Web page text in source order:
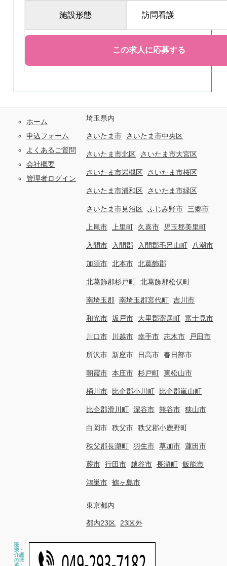
施設形態 訪問看護
ホーム
申込フォーム
よくあるご質問
会社概要
管理者ログイン
埼玉県内
さいたま市 さいたま市中央区
さいたま市北区 さいたま市大宮区
さいたま市岩槻区 さいたま市桜区
さいたま市浦和区 さいたま市緑区
さいたま市見沼区 ふじみ野市 三郷市
上尾市 上里町 久喜市 児玉郡美里町
入間市 入間郡 入間郡毛呂山町 八潮市
加須市 北本市 北葛飾郡
北葛飾郡杉戸町 北葛飾郡松伏町
南埼玉郡 南埼玉郡宮代町 吉川市
和光市 坂戸市 大里郡寄居町 富士見市
川口市 川越市 幸手市 志木市 戸田市
所沢市 新座市 日高市 春日部市
朝霞市 本庄市 杉戸町 東松山市
桶川市 比企郡小川町 比企郡嵐山町
比企郡滑川町 深谷市 熊谷市 狭山市
白岡市 秩父市 秩父郡小鹿野町
秩父郡長瀞町 羽生市 草加市 蓮田市
蕨市 行田市 越谷市 長瀞町 飯能市
鴻巣市 鶴ヶ島市
東京都内
都内23区 23区外
医
療・
介護
の派
遣・